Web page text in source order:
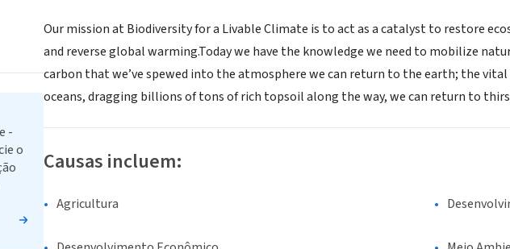
Our mission at Biodiversity for a Livable Climate is to act as a catalyst to restore
and reverse global warming.Today we have the knowledge we need to mobilize
carbon that we’ve spewed into the atmosphere we can return to the earth; the
oceans, dragging billions of tons of rich topsoil along the way, we can return to
Causas incluem:
Agricultura
-
o